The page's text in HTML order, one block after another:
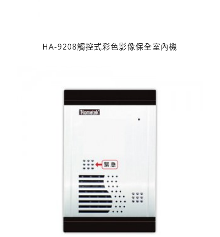
HA-9208觸控式彩色影像保全室內機